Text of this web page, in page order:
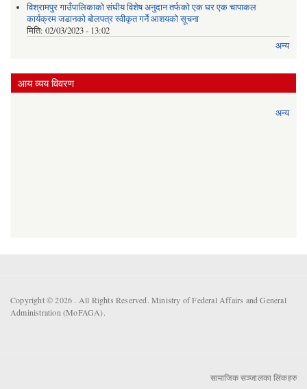
विश्रामपुर गाउँपालिकाको संघीय विशेष अनुदान तर्फको एक घर एक चापाकल
कार्यक्रम जडानको बोलपत्र स्वीकृत गर्ने आशयको सूचना
मिति: 02/03/2023 - 13:02
अन्य
आय व्यय विवरण
अन्य
Copyright © 2026 . All Rights Reserved. Ministry of Federal Affairs and General
Administration (MoFAGA).
सामाजिक सञ्जालका लिंकहरु